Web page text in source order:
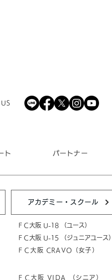
ト パートナー
アカデミー・スクール
ＦＣ大阪 U-18 （ユース）
ＦＣ大阪 U-15 （ジュニアユース）
ＦＣ大阪 CRAVO（女子）
ＦＣ大阪 VIDA （シニア）